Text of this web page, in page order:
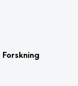
Forskning